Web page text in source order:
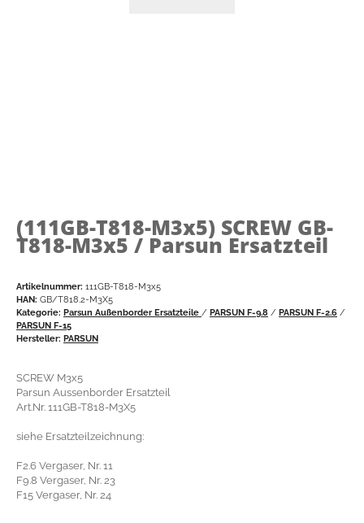
(111GB-T818-M3x5) SCREW GB-
T818-M3x5 / Parsun Ersatzteil
Artikelnummer: 111GB-T818-M3x5
HAN: GB/T818.2-M3X5
Kategorie: Parsun Außenborder Ersatzteile / PARSUN F-9.8 / PARSUN F-2.6 /
PARSUN F-15
Hersteller: PARSUN
SCREW M3x5
Parsun Aussenborder Ersatzteil
Art.Nr. 111GB-T818-M3X5
siehe Ersatzteilzeichnung:
F2.6 Vergaser, Nr. 11
F9.8 Vergaser, Nr. 23
F15 Vergaser, Nr. 24